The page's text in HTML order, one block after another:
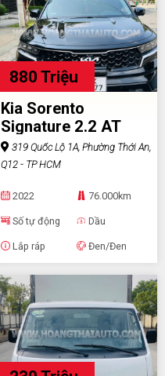
880 Triệu
Kia Sorento
Signature 2.2 AT
AWD
319 Quốc Lộ 1A, Phường Thới An,
Q12 - TP HCM
2022 76.000km
Số tự động Dầu
Lắp ráp Đen/Đen